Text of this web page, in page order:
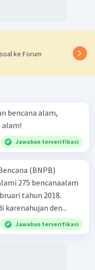
ke Forum
bencana alam,
alam!
Jawaban terverifikasi
(BNPB)
275 bencanaalam
tahun 2018.
karenahujan den...
Jawaban terverifikasi